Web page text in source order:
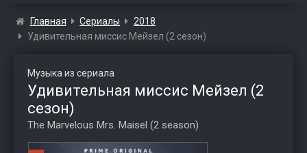
Главная Сериалы
2018
Удивительная миссис Мейзел (2 сезон)
Музыка из сериала
Удивительная миссис Мейзел (2
сезон)
The Marvelous Mrs. Maisel (2 season)